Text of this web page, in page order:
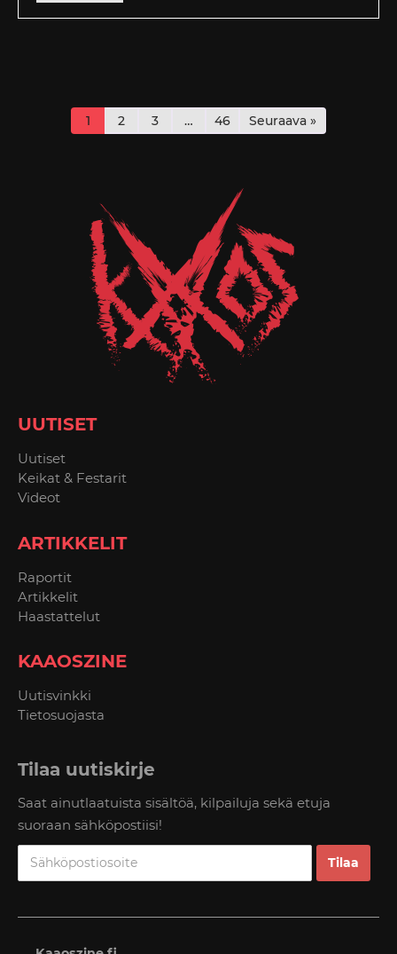
1 2 3 … 46 Seuraava »
UUTISET
Uutiset
Keikat & Festarit
Videot
ARTIKKELIT
Raportit
Artikkelit
Haastattelut
KAAOSZINE
Uutisvinkki
Tietosuojasta
Tilaa uutiskirje
Saat ainutlaatuista sisältöä, kilpailuja sekä etuja
suoraan sähköpostiisi!